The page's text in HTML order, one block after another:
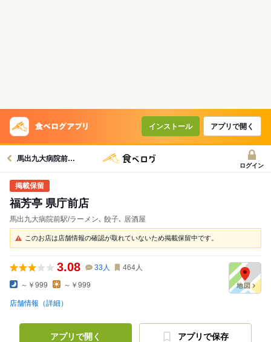
インストール アプリで開く
馬出九大病院前駅グルメへ
ログイン
福芳亭 県庁前店
馬出九大病院前駅/ラーメン､ 餃子､ 居酒屋
このお店は店舗情報の確認が取れていないため掲載保留中です。
3.08 33人 464人
～￥999 ～￥999
店舗情報（詳細）
アプリで開く アプリで保存